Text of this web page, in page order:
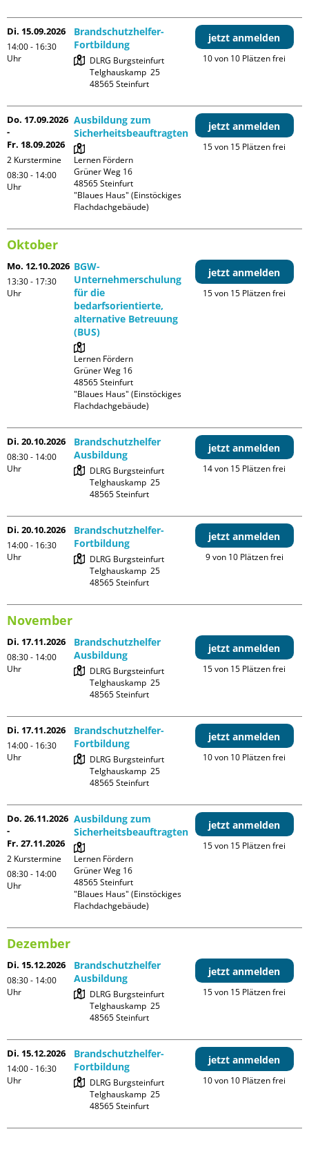
Di. 15.09.2026
14:00 - 16:30
Uhr
Brandschutzhelfer-
Fortbildung
DLRG Burgsteinfurt
Telghauskamp  25
jetzt anmelden
10 von 10 Plätzen frei
Do. 17.09.2026
-
Fr. 18.09.2026
2 Kurstermine
08:30 - 14:00
Uhr
Ausbildung zum
Sicherheitsbeauftragten
Lernen Fördern
Grüner Weg 16
48565 Steinfurt
"Blaues Haus" (Einstöckiges
Flachdachgebäude)
jetzt anmelden
15 von 15 Plätzen frei
Oktober
Mo. 12.10.2026
13:30 - 17:30
Uhr
BGW-
Unternehmerschulung
für die
bedarfsorientierte,
alternative Betreuung
(BUS)
Lernen Fördern
Grüner Weg 16
48565 Steinfurt
"Blaues Haus" (Einstöckiges
Flachdachgebäude)
jetzt anmelden
15 von 15 Plätzen frei
Di. 20.10.2026
08:30 - 14:00
Uhr
Brandschutzhelfer
Ausbildung
DLRG Burgsteinfurt
Telghauskamp  25
jetzt anmelden
14 von 15 Plätzen frei
Di. 20.10.2026
14:00 - 16:30
Uhr
Brandschutzhelfer-
Fortbildung
DLRG Burgsteinfurt
Telghauskamp  25
jetzt anmelden
9 von 10 Plätzen frei
November
Di. 17.11.2026
08:30 - 14:00
Uhr
Brandschutzhelfer
Ausbildung
DLRG Burgsteinfurt
Telghauskamp  25
jetzt anmelden
15 von 15 Plätzen frei
Di. 17.11.2026
14:00 - 16:30
Uhr
Brandschutzhelfer-
Fortbildung
DLRG Burgsteinfurt
Telghauskamp  25
jetzt anmelden
10 von 10 Plätzen frei
Do. 26.11.2026
-
Fr. 27.11.2026
2 Kurstermine
08:30 - 14:00
Uhr
Ausbildung zum
Sicherheitsbeauftragten
Lernen Fördern
Grüner Weg 16
48565 Steinfurt
"Blaues Haus" (Einstöckiges
Flachdachgebäude)
jetzt anmelden
15 von 15 Plätzen frei
Dezember
Di. 15.12.2026
08:30 - 14:00
Uhr
Brandschutzhelfer
Ausbildung
DLRG Burgsteinfurt
Telghauskamp  25
jetzt anmelden
15 von 15 Plätzen frei
Di. 15.12.2026
14:00 - 16:30
Uhr
Brandschutzhelfer-
Fortbildung
DLRG Burgsteinfurt
Telghauskamp  25
jetzt anmelden
10 von 10 Plätzen frei